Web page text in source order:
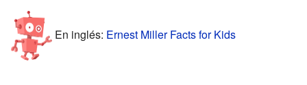
En inglés: Ernest Miller Facts for Kids